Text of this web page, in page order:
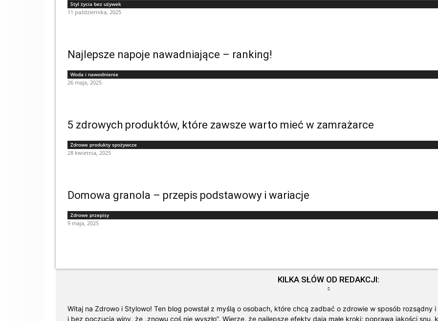
Styl życia bez używek
11 października, 2025
Najlepsze napoje nawadniające – ranking!
Woda i nawodnienie
26 maja, 2025
5 zdrowych produktów, które zawsze warto mieć w zamrażarce
Zdrowe produkty spożywcze
28 kwietnia, 2025
Domowa granola – przepis podstawowy i wariacje
Zdrowe przepisy
9 maja, 2025
KILKA SŁÓW OD REDAKCJI:
Witaj na Zdrowo i Stylowo! Ten blog powstał z myślą o osobach, które chcą zadbać o zdrowie w sposób
i bez poczucia winy, że „znowu coś nie wyszło”. Wierzę, że najlepsze efekty dają małe kroki: poprawa jakości